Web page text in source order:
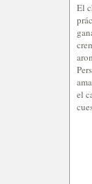
El
el